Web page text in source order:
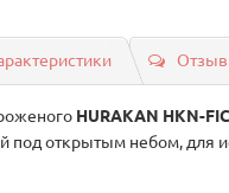
HURAKAN HKN-
под открытым небом, для